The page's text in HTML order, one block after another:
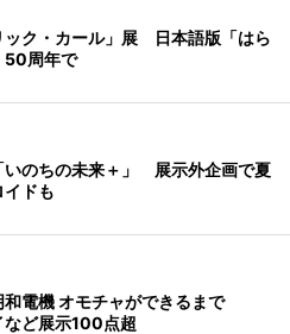
ック・カール」展 日本語版「はら
50周年で
いのちの未来＋」 展示外企画で夏
イドも
電機 オモチャができるまで
ど展示100点超